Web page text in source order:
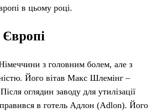
в цьому році.
з головним болем, але з
Його вітав Макс Шлемінг –
оглядин заводу для утилізації
в готель Адлон (Adlon). Його